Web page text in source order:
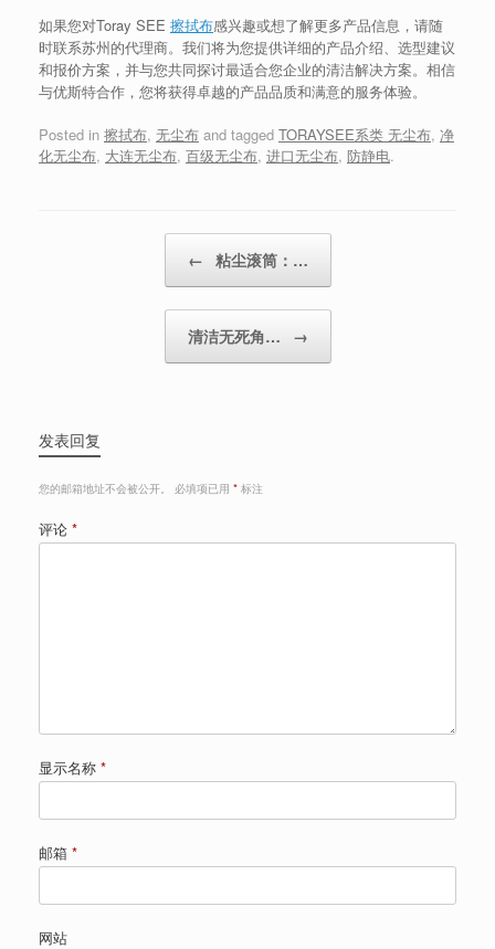
如果您对Toray SEE 擦拭布感兴趣或想了解更多产品信息，请随
时联系苏州的代理商。我们将为您提供详细的产品介绍、选型建议
和报价方案，并与您共同探讨最适合您企业的清洁解决方案。相信
与优斯特合作，您将获得卓越的产品品质和满意的服务体验。
Posted in 擦拭布, 无尘布 and tagged TORAYSEE系类 无尘布, 净
化无尘布, 大连无尘布, 百级无尘布, 进口无尘布, 防静电.
← 粘尘滚筒：…
清洁无死角… →
发表回复
您的邮箱地址不会被公开。 必填项已用 * 标注
评论 *
显示名称 *
邮箱 *
网站